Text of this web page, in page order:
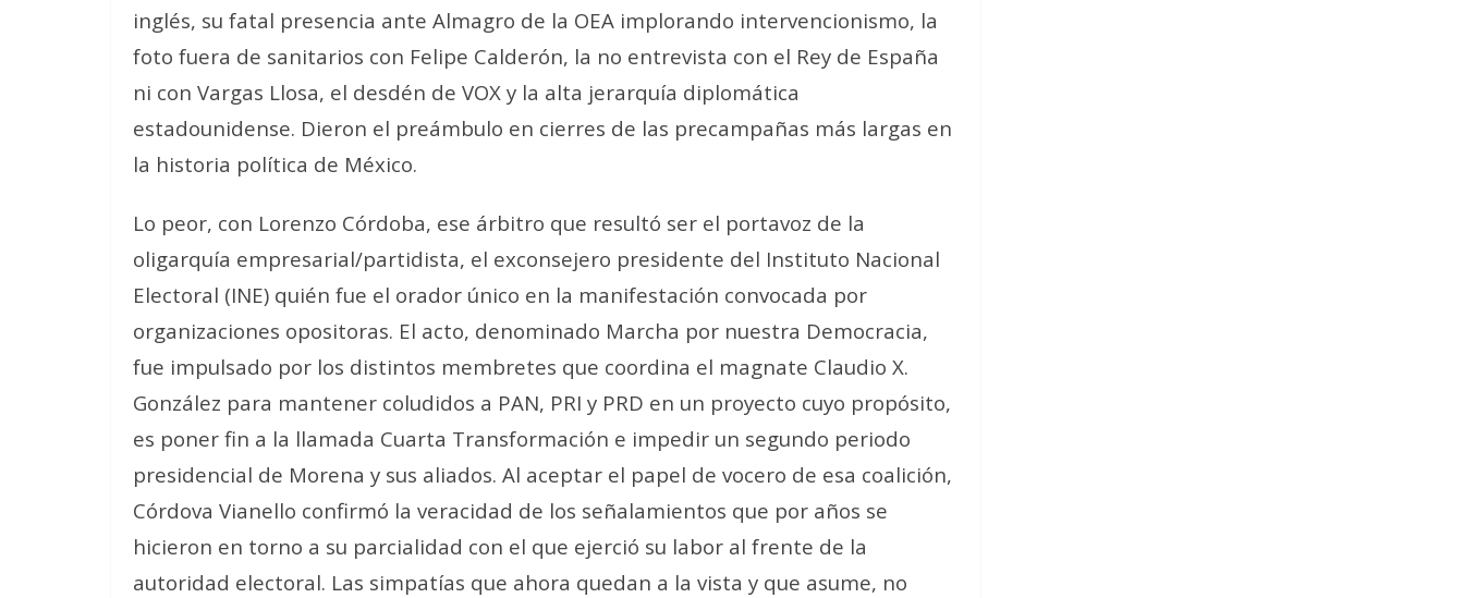
inglés, su fatal presencia ante Almagro de la OEA implorando intervencionismo, la
foto fuera de sanitarios con Felipe Calderón, la no entrevista con el Rey de España
ni con Vargas Llosa, el desdén de VOX y la alta jerarquía diplomática
estadounidense. Dieron el preámbulo en cierres de las precampañas más largas en
la historia política de México.
Lo peor, con Lorenzo Córdoba, ese árbitro que resultó ser el portavoz de la
oligarquía empresarial/partidista, el exconsejero presidente del Instituto Nacional
Electoral (INE) quién fue el orador único en la manifestación convocada por
organizaciones opositoras. El acto, denominado Marcha por nuestra Democracia,
fue impulsado por los distintos membretes que coordina el magnate Claudio X.
González para mantener coludidos a PAN, PRI y PRD en un proyecto cuyo propósito,
es poner fin a la llamada Cuarta Transformación e impedir un segundo periodo
presidencial de Morena y sus aliados. Al aceptar el papel de vocero de esa coalición,
Córdova Vianello confirmó la veracidad de los señalamientos que por años se
hicieron en torno a su parcialidad con el que ejerció su labor al frente de la
autoridad electoral. Las simpatías que ahora quedan a la vista y que asume, no